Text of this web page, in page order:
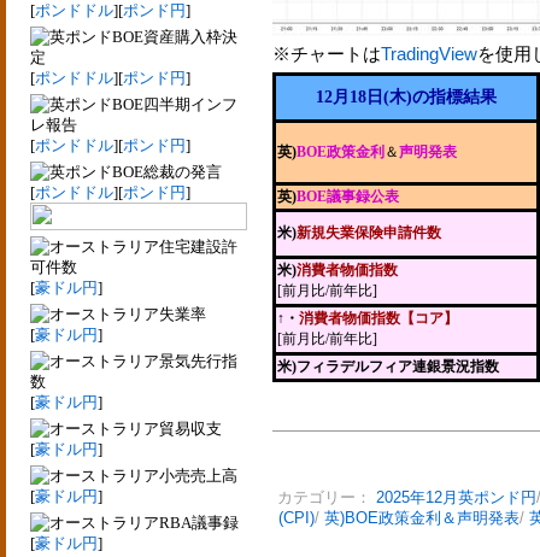
[ポンドドル][ポンド円]
BOE資産購入枠決
定
[ポンドドル][ポンド円]
BOE四半期インフ
レ報告
[ポンドドル][ポンド円]
BOE総裁の発言
[ポンドドル][ポンド円]
住宅建設許
可件数
[豪ドル円]
失業率
[豪ドル円]
景気先行指
数
[豪ドル円]
貿易収支
[豪ドル円]
小売売上高
[豪ドル円]
RBA議事録
[豪ドル円]
※チャートはTradingViewを使用
12月18日(木)の指標結果
英)BOE政策金利 ＆声明発表
英)BOE議事録公表
米)新規失業保険申請件数
米)消費者物価指数
[前月比/前年比]
↑・ 消費者物価指数【コア】
[前月比/前年比]
米)フィラデルフィア連銀景況指数
カテゴリー： 2025年12月英ポンド円
(CPI)/ 英)BOE政策金利＆声明発表/